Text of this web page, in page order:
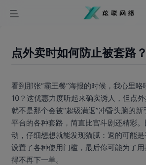
点外卖时如何防止被套路？
看到那张“霸王餐”海报的时候，我心里
10？这优惠力度听起来确实诱人，但点
就不是那个会被“超级满返”冲昏头脑的
平台的各种套路，简直比宫斗剧还精彩。
动，仔细想想就能发现猫腻：返的可能
设置了各种使用门槛，最后你可能为了
得不再下一单。